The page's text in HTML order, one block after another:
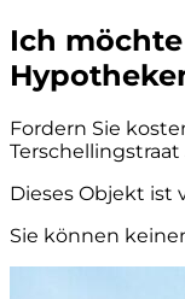
Ich
Fordern Sie
Terschellingstraat
Dieses Objekt ist
Sie können